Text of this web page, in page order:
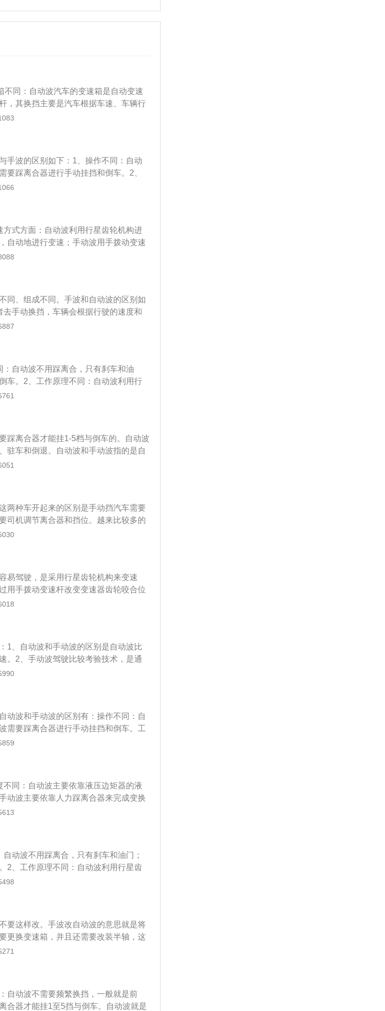
同：自动波汽车的变速箱是自动变速
，其换挡主要是汽车根据车速、车辆行
速箱是手动变速箱，改变车速的时候就
样：手动波汽车比同级别的自动波汽
主要以液压式侧扭矩转换器液压传动
不好的初学者任何人都能很快掌握，劳
踩离合器完成换挡操作操作麻烦，要求
需要注意。5、挡位标识不同：自动波
，挂1速后才能丢切断制动器和离合
上踩油门就可以了。7、停车不同：手
减速停止汽车停车后进入空档，但自动
话，会导致转向不足、尾隙等风险，另
，全程始终保持动力支持，这是这样行
挡没有离合器，许多自动变速挡的车会
但是手动挡的车没有那样的危险。9、
操作，可以适当使用空挡滑的话，比起
不是在车上，手动挡选择降档，可以获
手波的区别如下：1、操作不同：自动
要踩离合器进行手动挂挡和倒车。2、
进行变速，根据油门踏板长度和车速变
同：自动波变速箱的挡位标识为p、r、
、4、5、6、r等。4、安全系数不同：不
是哪些机器设备还是由人操作，如果仔
比较高的。比较适合经常粗心大意的司
说汽车上不会发生换挡跳火车的情况。
停车情形下如果担心手刹负担很大可以
下可以挂上1挡慢慢走，更安全可靠。
通过复杂难行路段时。自动档汽车能使
。也更有利于驾驶员将注意力集中于前
式方面：自动波利用行星齿轮机构进
自动地进行变速；手动波用手拨动变速
变传动比，从而变速。2、挡位标识方
辆会根据行驶的速度和交通情况自动选
变速杆改变变速器内的齿轮啮合装置，
同、组成不同。手波和自动波的区别如
手动换挡，车辆会根据行驶的速度和
变速器是一种变速装置，用来改变发动
的牵引力和速度，同时使发动机工作在
通过变速箱传递出去，变速箱也是影响
手动变速器油耗要高10%以上。3、组
变速器壳体、操纵机构组成。自动挡利
板程度和车速变化，自动地进行变速。
自动波不用踩离合，只有刹车和油
车。2、工作原理不同：自动波利用行
和车速变化自动地进行变速；手波通过
为p、r、n、d；手波变速箱的挡位标识
踩离合器才能挂1-5档与倒车的。自动波
驻车和倒退。自动波和手动波指的是自
细介绍如下：1、自动挡，指的是不用
位置。2、手动挡，采用手动换档机械
速杆才能改变变速器内的齿轮啮合位
方可拨得动变速杆。
两种车开起来的区别是手动挡汽车需要
司机调节离合器和挡位。越来比较多的
由于自动挡车在拥堵的市区道路驾驶是
2、at变速箱是技术最成熟，应用最广泛
好。at变速箱的生产和研发成本最高。
这种变速箱换挡速度快，传动效率高。
，只是这种变速箱有两套离合器，一套
数挡。3、cvt变速箱的体积小，重量
是比较省油。
易驾驶，是采用行星齿轮机构来变速
用手拨动变速杆改变变速器齿轮咬合位
波也就是自动挡的意思，它只有油门
波就是手动挡，用手拨杆来控制传速比
刹车三个踏板。要踩下离合才能拨动变
。
1、自动波和手动波的区别是自动波比
。2、手动波驾驶比较考验技术，是通
置来控制。3、自动波也就是自动挡的
控制车速。4、手动波就是手动挡，用
拥有离合、油门以及刹车三个踏板。要
员有较好的驾驶技术。
动波和手动波的区别有：操作不同：自
需要踩离合器进行手动挂挡和倒车。工
行变速，根据油门踏板程度和车速变化
离合器才能加减速挡，如果没有离合
跟本没有离合器,其是靠发动的的转速来
,其就会自动加一个挡位，从而达到车辆
，其都有离合装置，只不过所在的位置
的汽车要省油，正常行走的时候手动挡
汽车合适于跑长路，而自动挡的汽车则
同：自动波主要依靠液压边矩器的液
动波主要依靠人力踩离合器来完成变换
使用的是自动变速箱；手动波汽车使
自动挡变速箱的挡位标识为p、r、n、
、5、6、r。
动波不用踩离合，只有刹车和油门；
2、工作原理不同：自动波利用行星齿
速变化自动地进行变速；手波通过拨动
r、n、d；手波变速箱的挡位标识为
要这样改。手波改自动波的意思就是将
更换变速箱，并且还需要改装半轴，这
对已经领取正式号牌和行驶证的车辆，
常处于完好状态，确保汽车行驶安全。
全隐患、减少行车事故发生、保护驾驶
自动波不需要频繁换挡，一般就是前
合器才能挂1至5挡与倒车。自动波就是